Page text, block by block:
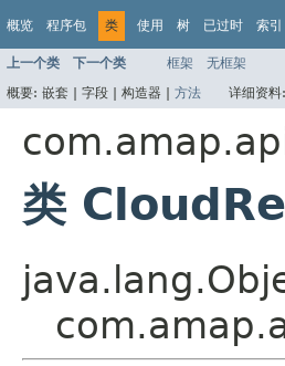
概览 程序包 类 使用 树 已过时 索引
上一个类 下一个类 框架 无框架
概要: 嵌套 | 字段 | 构造器 | 方法 详细资料:
类